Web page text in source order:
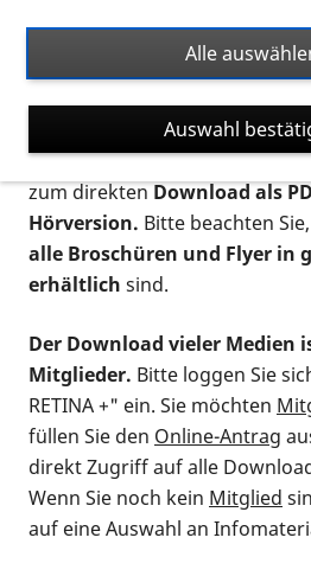
Ort. Nutzen Sie den
nach Flyern und Broschüren,
suchen. Die meisten Flyer und
verschiedenen Formaten
postalischen Bestellung als
zum direktenDownload als
Hörversion. Bitte beachten
alle Broschüren und Flyer in
erhältlich sind.
Der Download vieler Medien
Mitglieder. Bitte loggen Sie
RETINA +" ein. Sie möchten
füllen Sie den Online-Antrag
direkt Zugriff auf alle
Wenn Sie noch kein Mitglied
auf eine Auswahl an
Alle
Auswahl